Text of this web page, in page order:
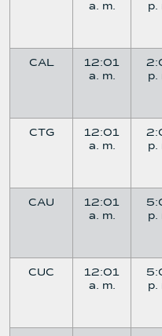
a. m.
p.
CAL
12:01
a. m.
p.
CTG
12:01
a. m.
p.
CAU
12:01
a. m.
p.
CUC
12:01
a. m.
p.